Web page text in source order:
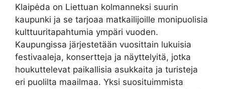
Klaipėda on Liettuan kolmanneksi suurin
kaupunki ja se tarjoaa matkailijoille monipuolisia
kulttuuritapahtumia ympäri vuoden.
Kaupungissa järjestetään vuosittain lukuisia
festivaaleja, konsertteja ja näyttelyitä, jotka
houkuttelevat paikallisia asukkaita ja turisteja
eri puolilta maailmaa. Yksi suosituimmista